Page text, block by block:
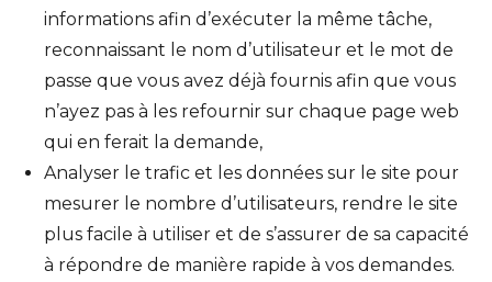
informations afin d’exécuter la même tâche,
reconnaissant le nom d’utilisateur et le mot de
passe que vous avez déjà fournis afin que vous
n’ayez pas à les refournir sur chaque page web
qui en ferait la demande,
Analyser le trafic et les données sur le site pour
mesurer le nombre d’utilisateurs, rendre le site
plus facile à utiliser et de s’assurer de sa capacité
à répondre de manière rapide à vos demandes.